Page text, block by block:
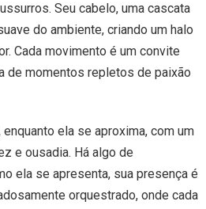
Seu cabelo, uma cascata
do ambiente, criando um halo
Cada movimento é um convite
de momentos repletos de paixão
ela se aproxima, com um
e ousadia. Há algo de
ela se apresenta, sua presença é
orquestrado, onde cada